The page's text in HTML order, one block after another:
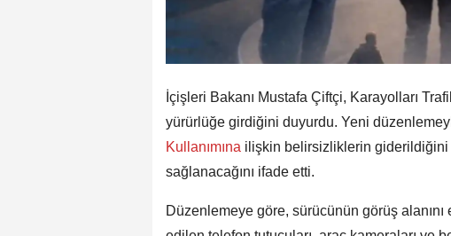
İçişleri Bakanı Mustafa Çiftçi, Karayolları
yürürlüğe girdiğini duyurdu. Yeni
Kullanımına ilişkin belirsizliklerin
sağlanacağını ifade etti.
Düzenlemeye göre, sürücünün görüş